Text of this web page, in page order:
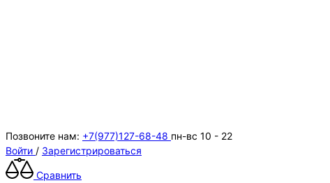
Позвоните нам: +7(977)127-68-48 пн-вс 10 - 22
Войти / Зарегистрироваться
Сравнить